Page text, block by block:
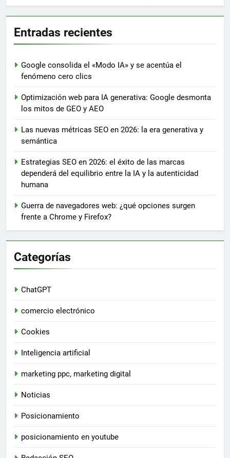
Entradas recientes
Google consolida el «Modo IA» y se acentúa el
fenómeno cero clics
Optimización web para IA generativa: Google desmonta
los mitos de GEO y AEO
Las nuevas métricas SEO en 2026: la era generativa y
semántica
Estrategias SEO en 2026: el éxito de las marcas
dependerá del equilibrio entre la IA y la autenticidad
humana
Guerra de navegadores web: ¿qué opciones surgen
frente a Chrome y Firefox?
Categorías
ChatGPT
comercio electrónico
Cookies
Inteligencia artificial
marketing ppc, marketing digital
Noticias
Posicionamiento
posicionamiento en youtube